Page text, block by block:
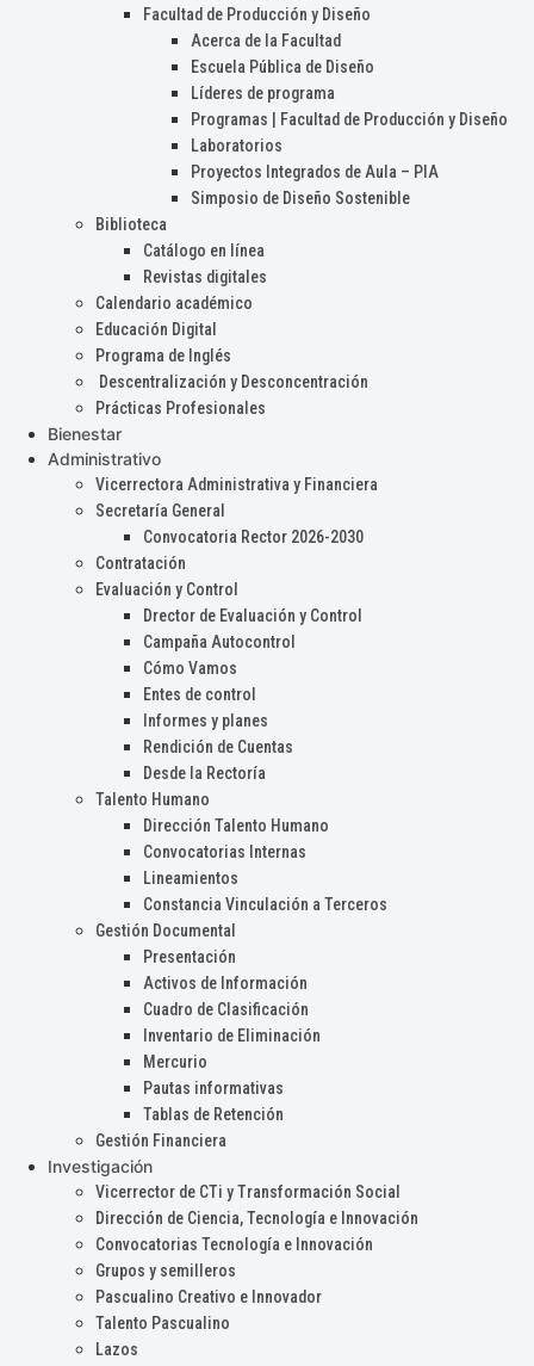
Facultad de Producción y Diseño
Acerca de la Facultad
Escuela Pública de Diseño
Líderes de programa
Programas | Facultad de Producción y Diseño
Laboratorios
Proyectos Integrados de Aula – PIA
Simposio de Diseño Sostenible
Biblioteca
Catálogo en línea
Revistas digitales
Calendario académico
Educación Digital
Programa de Inglés
Descentralización y Desconcentración
Prácticas Profesionales
Bienestar
Administrativo
Vicerrectora Administrativa y Financiera
Secretaría General
Convocatoria Rector 2026-2030
Contratación
Evaluación y Control
Drector de Evaluación y Control
Campaña Autocontrol
Cómo Vamos
Entes de control
Informes y planes
Rendición de Cuentas
Desde la Rectoría
Talento Humano
Dirección Talento Humano
Convocatorias Internas
Lineamientos
Constancia Vinculación a Terceros
Gestión Documental
Presentación
Activos de Información
Cuadro de Clasificación
Inventario de Eliminación
Mercurio
Pautas informativas
Tablas de Retención
Gestión Financiera
Investigación
Vicerrector de CTi y Transformación Social
Dirección de Ciencia, Tecnología e Innovación
Convocatorias Tecnología e Innovación
Grupos y semilleros
Pascualino Creativo e Innovador
Talento Pascualino
Lazos